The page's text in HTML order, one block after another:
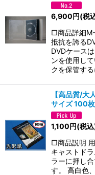
6,900円(税
□商品詳細
抵抗を誇る
DVDケース
ンを使用し
クを保管す
【高品質/大
サイズ 100枚
1,100円(税
□商品説明 用
キャストド
ラーに押し
す。 高白色